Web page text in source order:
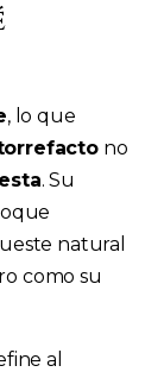
, lo que
no
. Su
natural
como su
al